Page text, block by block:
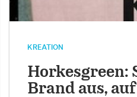
KREATION
Horkesgreen:
Brand aus,